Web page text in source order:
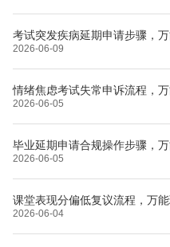
考试突发疾病延期申请步骤，
2026-06-09
情绪焦虑考试失常申诉流程，
2026-06-05
毕业延期申请合规操作步骤，
2026-06-05
课堂表现分偏低复议流程，万
2026-06-04